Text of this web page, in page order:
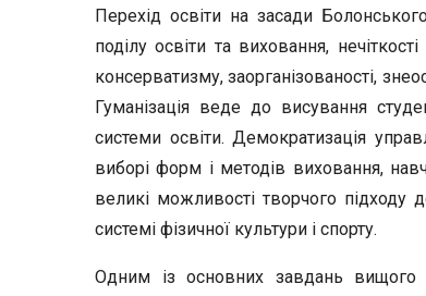
Перехід освіти на засади
поділу освіти та виховання,
консерватизму, заорганізованості,
Гуманізація веде до висування
системи освіти. Демократизація
виборі форм і методів виховання,
великі можливості творчого підходу
системі фізичної культури і спорту.
Одним із основних завдань вищого